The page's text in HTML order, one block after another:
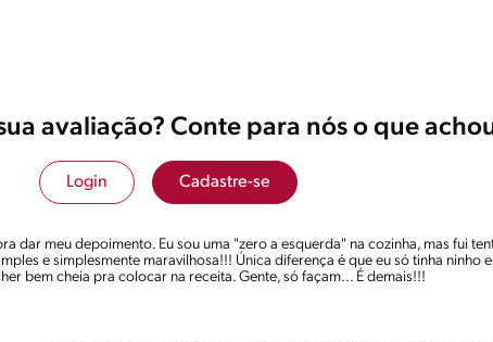
avaliação? Conte para nós o que
Login Cadastre-se
dar meu depoimento. Eu sou uma "zero a esquerda" na cozinha, mas fui
e simplesmente maravilhosa!!! Única diferença é que eu só tinha ninho
bem cheia pra colocar na receita. Gente, só façam... É demais!!!